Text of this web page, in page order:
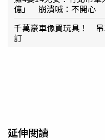
億」 崩潰喊：不開心
千萬豪車像買玩具！ 吊
訂
延伸閱讀